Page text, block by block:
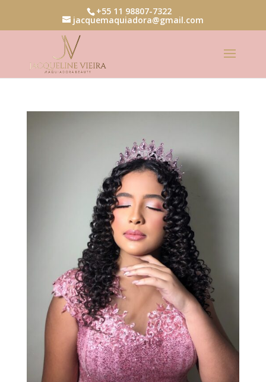
+55 11 98807-7322
jacquemaquiadora@gmail.com